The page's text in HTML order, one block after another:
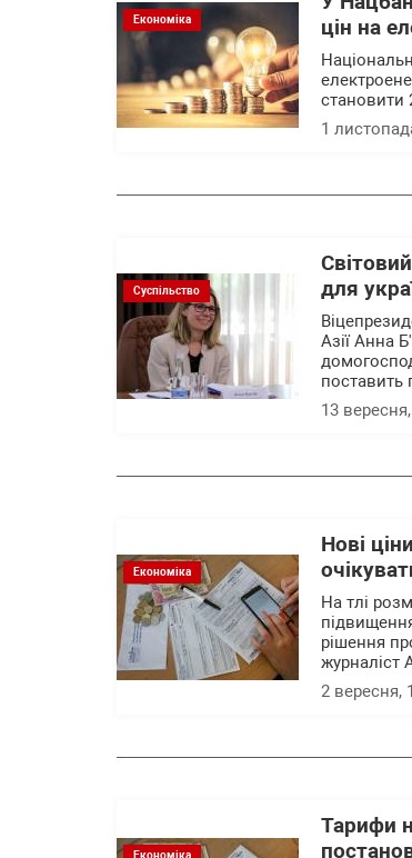
Економіка
цін на
становити
1
Суспільство
для
Азії Анна
поставить
13
Економіка
Нові
На тлі
рішення
журналіст
2 вересня,
Економіка
Тарифи